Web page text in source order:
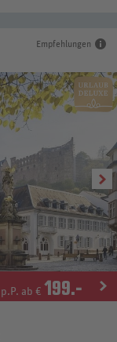
Empfehlungen
p.P. ab € 199.-